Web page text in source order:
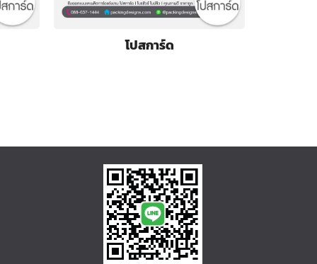
โปสการ์ด